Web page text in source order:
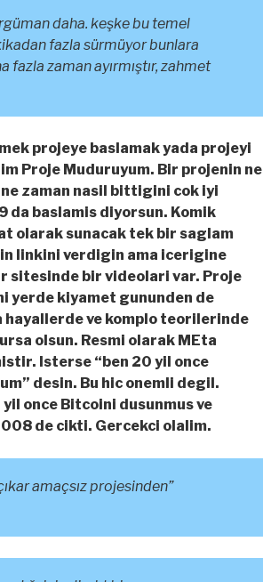
daha. keşke bu temel
fazla sürmüyor bunlara
fazla zaman ayırmıştır, zahmet
projeye baslamak yada projeyi
Proje Muduruyum. Bir projenin ne
zaman nasil bittigini cok iyi
da baslamis diyorsun. Komik
olarak sunacak tek bir saglam
linkini verdigin ama icerigine
sitesinde bir videolari var. Proje
yerde kiyamet gununden de
hayallerde ve komplo teorilerinde
olsun. Resmi olarak MEta
Isterse “ben 20 yil once
desin. Bu hic onemli degil.
once Bitcoini dusunmus ve
de cikti. Gercekci olalim.
amaçsız projesinden”